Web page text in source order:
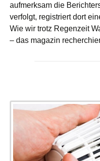
aufmerksam die
verfolgt, registriert dort
Wie wir trotz Regenzeit
– das magazin